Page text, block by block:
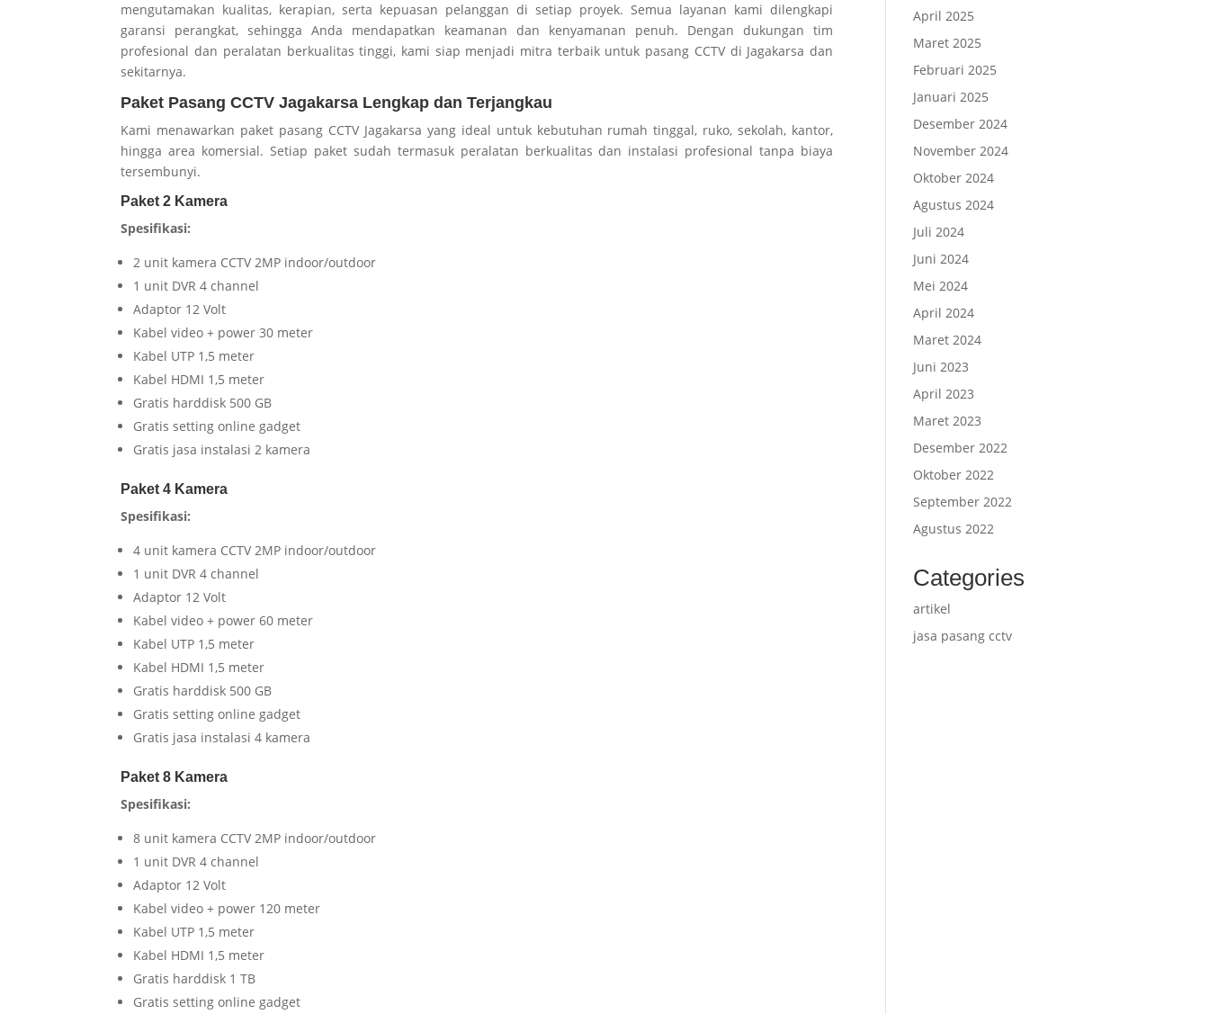
mengutamakan kualitas, kerapian, serta kepuasan pelanggan di setiap proyek. Semua layanan kami dilengkapi
garansi perangkat, sehingga Anda mendapatkan keamanan dan kenyamanan penuh. Dengan dukungan tim
profesional dan peralatan berkualitas tinggi, kami siap menjadi mitra terbaik untuk pasang CCTV di Jagakarsa dan
sekitarnya.
Paket Pasang CCTV Jagakarsa Lengkap dan Terjangkau
Kami menawarkan paket pasang CCTV Jagakarsa yang ideal untuk kebutuhan rumah tinggal, ruko, sekolah, kantor,
hingga area komersial. Setiap paket sudah termasuk peralatan berkualitas dan instalasi profesional tanpa biaya
tersembunyi.
Paket 2 Kamera
Spesifikasi:
2 unit kamera CCTV 2MP indoor/outdoor
1 unit DVR 4 channel
Adaptor 12 Volt
Kabel video + power 30 meter
Kabel UTP 1,5 meter
Kabel HDMI 1,5 meter
Gratis harddisk 500 GB
Gratis setting online gadget
Gratis jasa instalasi 2 kamera
Paket 4 Kamera
Spesifikasi:
4 unit kamera CCTV 2MP indoor/outdoor
1 unit DVR 4 channel
Adaptor 12 Volt
Kabel video + power 60 meter
Kabel UTP 1,5 meter
Kabel HDMI 1,5 meter
Gratis harddisk 500 GB
Gratis setting online gadget
Gratis jasa instalasi 4 kamera
Paket 8 Kamera
Spesifikasi:
8 unit kamera CCTV 2MP indoor/outdoor
1 unit DVR 4 channel
Adaptor 12 Volt
Kabel video + power 120 meter
Kabel UTP 1,5 meter
Kabel HDMI 1,5 meter
Gratis harddisk 1 TB
Gratis setting online gadget
April 2025
Maret 2025
Februari 2025
Januari 2025
Desember 2024
November 2024
Oktober 2024
Agustus 2024
Juli 2024
Juni 2024
Mei 2024
April 2024
Maret 2024
Juni 2023
April 2023
Maret 2023
Desember 2022
Oktober 2022
September 2022
Agustus 2022
Categories
artikel
jasa pasang cctv